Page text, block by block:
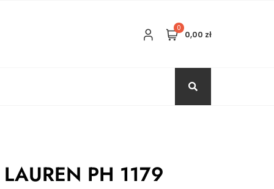
0
0,00 zł
PH 1179